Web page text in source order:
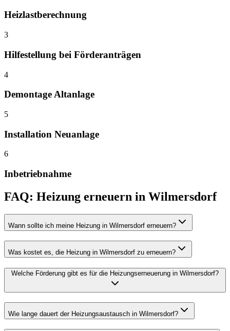
Heizlastberechnung
3
Hilfestellung bei Förderanträgen
4
Demontage Altanlage
5
Installation Neuanlage
6
Inbetriebnahme
FAQ: Heizung erneuern in Wilmersdorf
Wann sollte ich meine Heizung in Wilmersdorf erneuern?
Was kostet es, die Heizung in Wilmersdorf zu erneuern?
Welche Förderung gibt es für die Heizungserneuerung in Wilmersdorf?
Wie lange dauert der Heizungsaustausch in Wilmersdorf?